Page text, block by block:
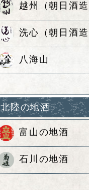
越州（朝日酒造
洗心（朝日酒造
八海山
北陸の地酒
富山の地酒
石川の地酒